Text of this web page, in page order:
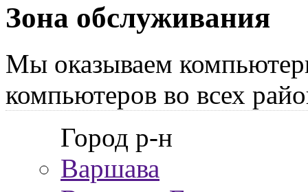
Зона обслуживания
Мы оказываем
компьютеров во всех
Город р-н
Варшава